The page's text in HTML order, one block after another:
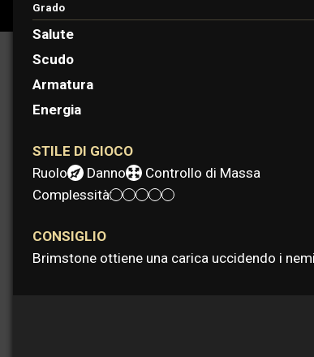
Grado
Salute
Scudo
Armatura
Energia
STILE DI GIOCO
Ruolo:
Danno
Controllo di Massa
Complessità:
CONSIGLIO
Brimstone ottiene una carica uccidendo i